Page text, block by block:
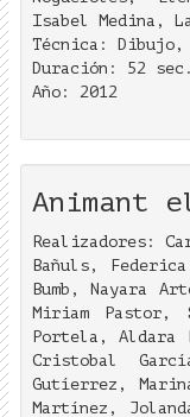
Isabel Medina,
Técnica:
Duración: 52 sec.
Año: 2012
Animant
Realizadores:
Bañuls,
Bumb, Nayara
Miriam Pastor,
Portela, Aldara
Cristobal
Gutíerrez,
Martínez,